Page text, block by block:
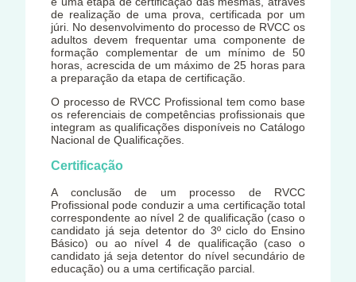
de realização de uma prova, certificada por um
júri. No desenvolvimento do processo de RVCC os
adultos devem frequentar uma componente de
formação complementar de um mínimo de 50
horas, acrescida de um máximo de 25 horas para
a preparação da etapa de certificação.
O processo de RVCC Profissional tem como base
os referenciais de competências profissionais que
integram as qualificações disponíveis no Catálogo
Nacional de Qualificações.
Certificação
A conclusão de um processo de RVCC
Profissional pode conduzir a uma certificação total
correspondente ao nível 2 de qualificação (caso o
candidato já seja detentor do 3º ciclo do Ensino
Básico) ou ao nível 4 de qualificação (caso o
candidato já seja detentor do nível secundário de
educação) ou a uma certificação parcial.